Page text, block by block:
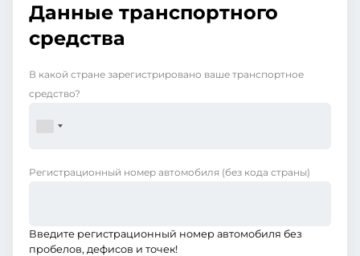
Данные транспортного
средства
В какой стране зарегистрировано ваше транспортное
средство?
Регистрационный номер автомобиля (без кода страны)
Введите регистрационный номер автомобиля без
пробелов, дефисов и точек!